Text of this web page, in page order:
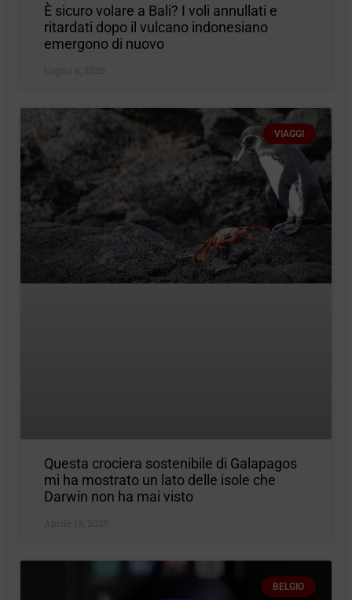
È sicuro volare a Bali? I voli annullati e
ritardati dopo il vulcano indonesiano
emergono di nuovo
Luglio 8, 2025
VIAGGI
Questa crociera sostenibile di Galapagos
mi ha mostrato un lato delle isole che
Darwin non ha mai visto
Aprile 19, 2025
BELGIO